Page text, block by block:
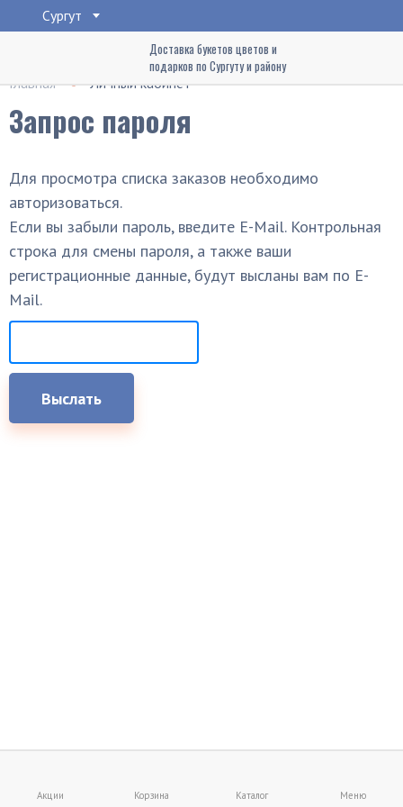
Сургут
Доставка букетов цветов и
подарков по Сургуту и району
Главная
Личный кабинет
Запрос пароля
Для просмотра списка заказов необходимо
авторизоваться.
Если вы забыли пароль, введите E-Mail. Контрольная
строка для смены пароля, а также ваши
регистрационные данные, будут высланы вам по E-
Mail.
Акции Корзина Каталог Меню